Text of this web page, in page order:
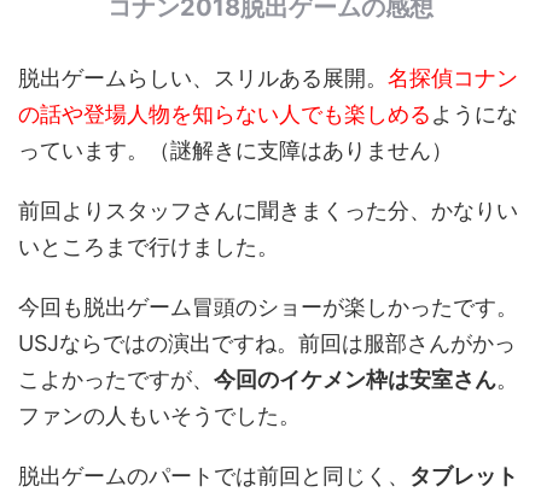
コナン2018脱出ゲームの感想
脱出ゲームらしい、スリルある展開。 名探偵コナン
の話や登場人物を知らない人でも楽しめるようにな
っています。（謎解きに支障はありません）
前回よりスタッフさんに聞きまくった分、かなりい
いところまで行けました。
今回も脱出ゲーム冒頭のショーが楽しかったです。
USJならではの演出ですね。前回は服部さんがかっ
こよかったですが、 今回のイケメン枠は安室さん。
ファンの人もいそうでした。
脱出ゲームのパートでは前回と同じく、 タブレット